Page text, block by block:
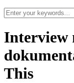
Interview
This